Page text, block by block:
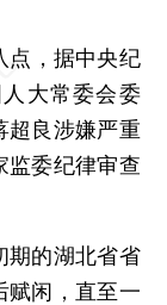
点，据中央纪
大常委会委
超良涉嫌严重
监委纪律审查
的湖北省省
赋闲，直至一